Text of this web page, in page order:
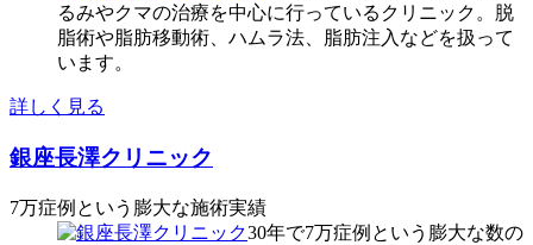
るみやクマの治療を中心に行っているクリニック。脱
脂術や脂肪移動術、ハムラ法、脂肪注入などを扱って
います。
詳しく見る
銀座長澤クリニック
7万症例という膨大な施術実績
30年で7万症例という膨大な数の